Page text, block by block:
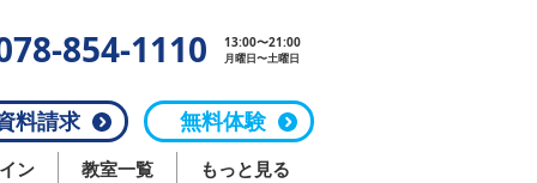
854-1110 13:00〜21:00
月曜日〜土曜日
料請求 無料体験
ン 教室一覧 もっと見る